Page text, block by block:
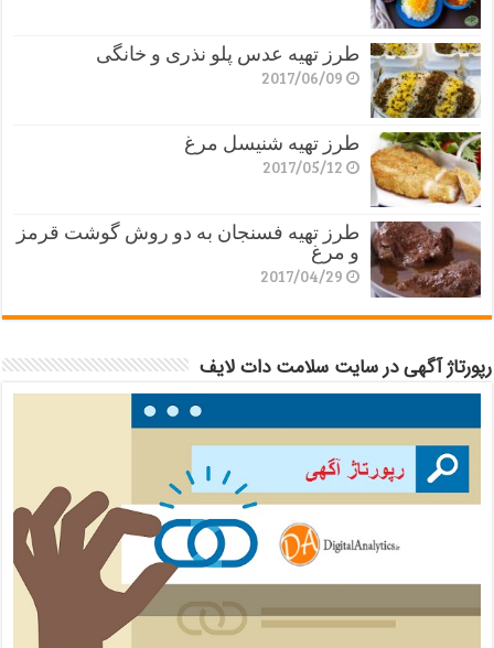
طرز تهیه عدس پلو نذری و خانگی
2017/06/09
طرز تهیه شنیسل مرغ
2017/05/12
طرز تهیه فسنجان به دو روش گوشت قرمز
و مرغ
2017/04/29
رپورتاژ آگهی در سایت سلامت دات لایف